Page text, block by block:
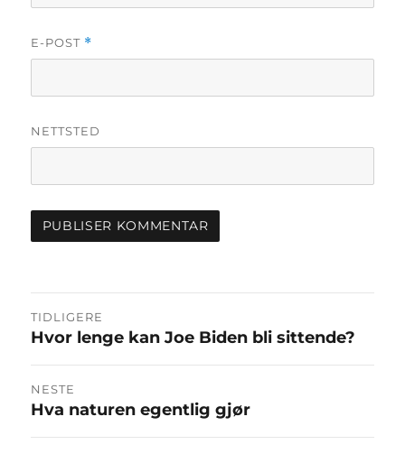
E-POST *
NETTSTED
Innleggsnavigasjon
TIDLIGERE
Forrige
innlegg:
Hvor lenge kan Joe Biden bli sittende?
NESTE
Neste
innlegg:
Hva naturen egentlig gjør